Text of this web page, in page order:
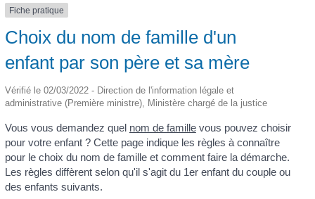
Fiche pratique
Choix du nom de famille d'un
enfant par son père et sa mère
Vérifié le 02/03/2022 - Direction de l'information légale et
administrative (Première ministre), Ministère chargé de la justice
Vous vous demandez quel nom de famillevous pouvez choisir
pour votre enfant ? Cette page indique les règles à connaître
pour le choix du nom de famille et comment faire la démarche.
Les règles diffèrent selon qu'il s'agit du 1erenfant du couple ou
des enfants suivants.